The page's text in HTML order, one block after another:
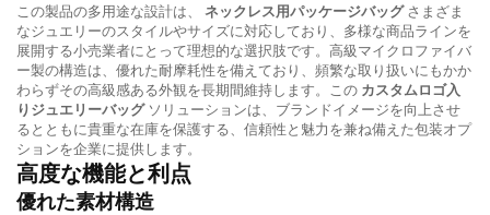
この製品の多用途な設計は、 ネックレス用パッケージバッグさまざま
なジュエリーのスタイルやサイズに対応しており、多様な商品ラインを
展開する小売業者にとって理想的な選択肢です。高級マイクロファイバ
ー製の構造は、優れた耐摩耗性を備えており、頻繁な取り扱いにもかか
わらずその高級感ある外観を長期間維持します。この カスタムロゴ入
りジュエリーバッグ ソリューションは、ブランドイメージを向上させ
るとともに貴重な在庫を保護する、信頼性と魅力を兼ね備えた包装オプ
ションを企業に提供します。
高度な機能と利点
優れた素材構造